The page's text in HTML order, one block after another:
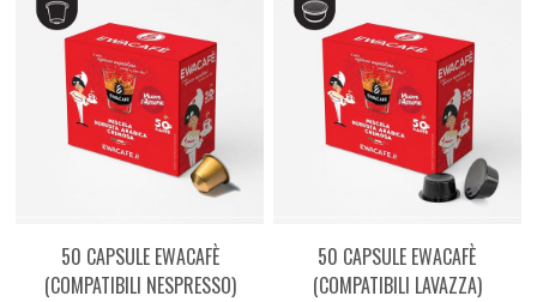
50 CAPSULE EWACAFÈ
(COMPATIBILI NESPRESSO)
50 CAPSULE EWACAFÈ
(COMPATIBILI LAVAZZA)